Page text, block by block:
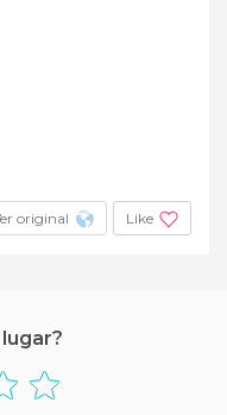
original Like